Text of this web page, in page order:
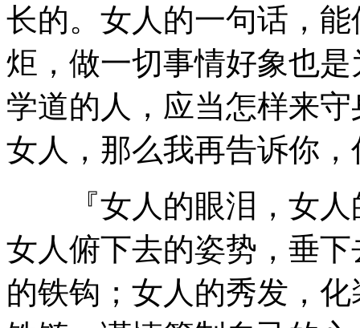
长的。女人的一句话，
炬，做一切事情好象也
学道的人，应当怎样来
女人，那么我再告诉你
『女人的眼泪，女人
女人俯下去的姿势，垂
的铁钩；女人的秀发，